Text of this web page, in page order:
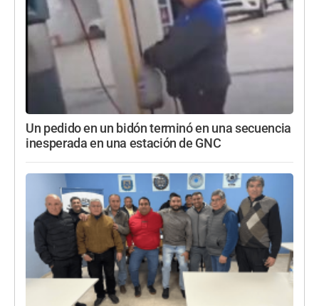
Un pedido en un bidón terminó en una secuencia
inesperada en una estación de GNC